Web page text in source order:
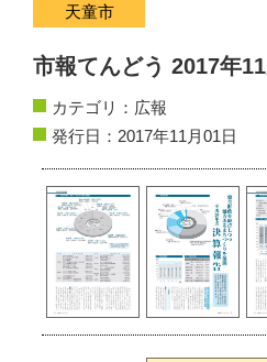
天童市
市報てんどう 2017年
カテゴリ： 広報
発行日：2017年11月01日
個人情報保護方針
動作環境
リンク集